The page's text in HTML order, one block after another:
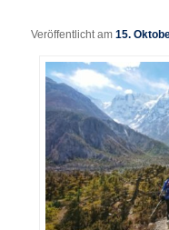
Veröffentlicht am15.